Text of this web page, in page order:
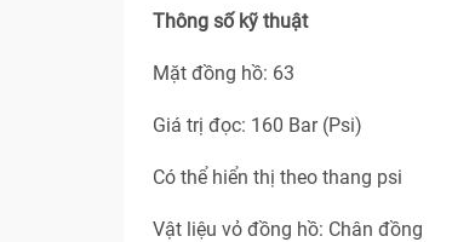
Thông số kỹ thuật
Mặt đồng hồ: 63
Giá trị đọc: 160 Bar (Psi)
Có thể hiển thị theo thang psi
Vật liệu vỏ đồng hồ: Chân đồng